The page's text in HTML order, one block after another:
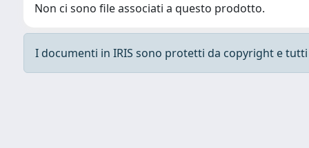
Non ci sono file associati a questo prodotto.
I documenti in IRIS sono protetti da copyright e